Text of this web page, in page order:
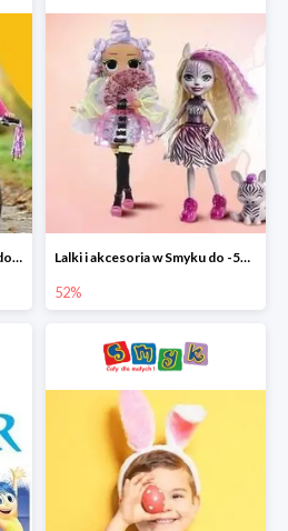
Rowerki i hulajnogi w Smyku do -50% Lalki i akcesoria w Smyku do -52%
52%